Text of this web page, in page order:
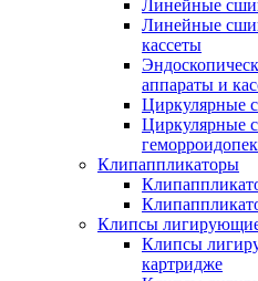
Линейные
Линейные
кассеты
аппараты и
Циркулярные
Циркулярные
Клипаппликаторы
Клипсы
Клипсы
картридже